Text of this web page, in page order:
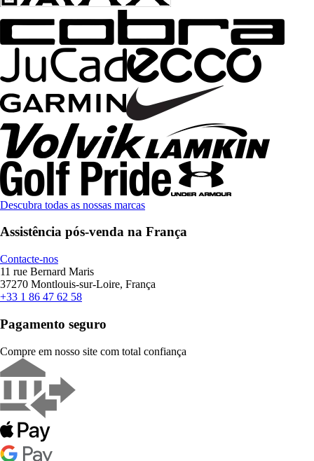
Descubra todas as nossas marcas
Assistência pós-venda na França
Contacte-nos
11 rue Bernard Maris
37270 Montlouis-sur-Loire, França
+33 1 86 47 62 58
Pagamento seguro
Compre em nosso site com total confiança